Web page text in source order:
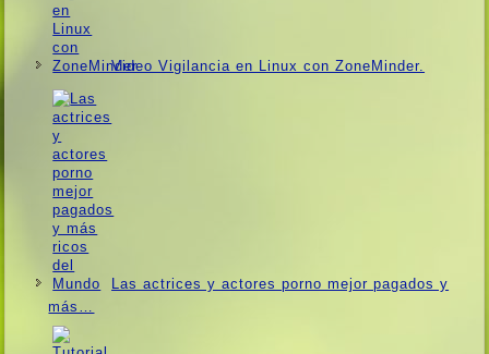
Video Vigilancia en Linux con ZoneMinder.
Las actrices y actores porno mejor pagados y
más…